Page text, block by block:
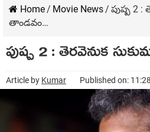
Home/ Movie News/ పుష్ప 2 :
తాండవం…
పుష్ప 2 : తెరవెనుక
Article by Kumar Published on: